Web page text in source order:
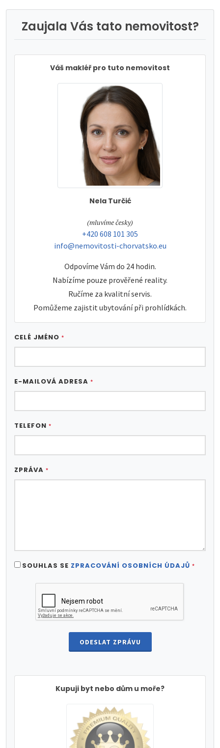
Zaujala Vás tato nemovitost?
Váš makléř pro tuto nemovitost
Nela Turčić
tel:
(mluvíme česky)
tel:
+420 608 101 305
e-mail:
info@nemovitosti-chorvatsko.eu
Odpovíme Vám do 24 hodin.
Nabízíme pouze prověřené reality.
Ručíme za kvalitní servis.
Pomůžeme zajistit ubytování při prohlídkách.
CELÉ JMÉNO *
E-MAILOVÁ ADRESA *
TELEFON *
ZPRÁVA *
SOUHLAS SE ZPRACOVÁNÍ OSOBNÍCH ÚDAJŮ *
ODESLAT ZPRÁVU
Kupuji byt nebo dům u moře?